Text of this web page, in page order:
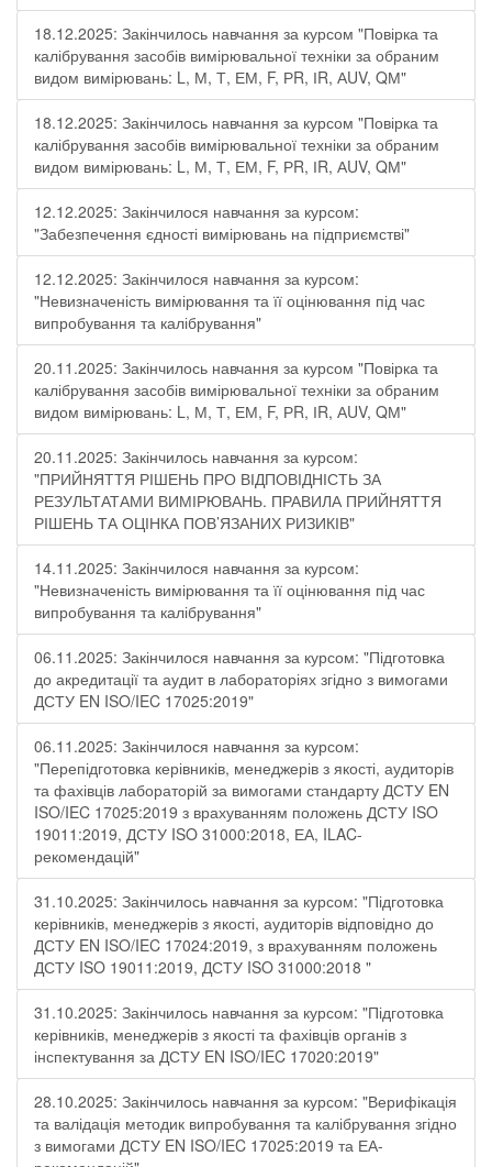
18.12.2025: Закінчилось навчання за курсом "Повірка та
калібрування засобів вимірювальної техніки за обраним
видом вимірювань: L, М, Т, ЕМ, F, РR, ІR, АUV, QМ"
18.12.2025: Закінчилось навчання за курсом "Повірка та
калібрування засобів вимірювальної техніки за обраним
видом вимірювань: L, М, Т, ЕМ, F, РR, ІR, АUV, QМ"
12.12.2025: Закінчилося навчання за курсом:
"Забезпечення єдності вимірювань на підприємстві"
12.12.2025: Закінчилося навчання за курсом:
"Невизначеність вимірювання та її оцінювання під час
випробування та калібрування"
20.11.2025: Закінчилось навчання за курсом "Повірка та
калібрування засобів вимірювальної техніки за обраним
видом вимірювань: L, М, Т, ЕМ, F, РR, ІR, АUV, QМ"
20.11.2025: Закінчилось навчання за курсом:
"ПРИЙНЯТТЯ РІШЕНЬ ПРО ВІДПОВІДНІСТЬ ЗА
РЕЗУЛЬТАТАМИ ВИМІРЮВАНЬ. ПРАВИЛА ПРИЙНЯТТЯ
РІШЕНЬ ТА ОЦІНКА ПОВ’ЯЗАНИХ РИЗИКІВ"
14.11.2025: Закінчилося навчання за курсом:
"Невизначеність вимірювання та її оцінювання під час
випробування та калібрування"
06.11.2025: Закінчилося навчання за курсом: "Підготовка
до акредитації та аудит в лабораторіях згідно з вимогами
ДСТУ EN ISO/IEC 17025:2019"
06.11.2025: Закінчилося навчання за курсом:
"Перепідготовка керівників, менеджерів з якості, аудиторів
та фахівців лабораторій за вимогами стандарту ДСТУ EN
ISO/IEC 17025:2019 з врахуванням положень ДСТУ ISO
19011:2019, ДСТУ ISO 31000:2018, ЕА, ILAC-
рекомендацій"
31.10.2025: Закінчилось навчання за курсом: "Підготовка
керівників, менеджерів з якості, аудиторів відповідно до
ДСТУ EN ISO/IEC 17024:2019, з врахуванням положень
ДСТУ ISO 19011:2019, ДСТУ ISO 31000:2018 "
31.10.2025: Закінчилось навчання за курсом: "Підготовка
керівників, менеджерів з якості та фахівців органів з
інспектування за ДСТУ EN ISO/IEC 17020:2019"
28.10.2025: Закінчилось навчання за курсом: "Верифікація
та валідація методик випробування та калібрування згідно
з вимогами ДСТУ EN ISO/IEC 17025:2019 та ЕА-